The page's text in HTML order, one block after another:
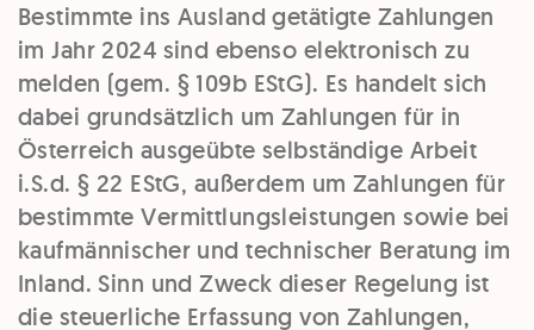
Bestimmte ins Ausland getätigte Zahlungen
im Jahr 2024 sind ebenso elektronisch zu
melden (gem. § 109b EStG). Es handelt sich
dabei grundsätzlich um Zahlungen für in
Österreich ausgeübte selbständige Arbeit
i.S.d. § 22 EStG, außerdem um Zahlungen für
bestimmte Vermittlungsleistungen sowie bei
kaufmännischer und technischer Beratung im
Inland. Sinn und Zweck dieser Regelung ist
die steuerliche Erfassung von Zahlungen,